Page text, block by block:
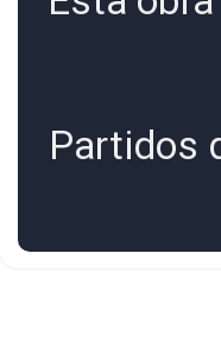
Partidos